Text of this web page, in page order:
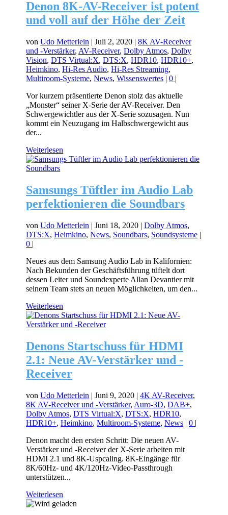
Denon 8K-AV-Receiver ist potent
und voll auf der Höhe der Zeit
vonUdo Metterlein |Juli 2, 2020 |8K AV-Receiver
und -Verstärker, AV-Receiver,Dolby Atmos,Dolby
Vision,DTS Virtual:X,DTS:X,HDR10,HDR10+,
Heimkino,Hi-Res Audio,Hi-Res Streaming,
Multiroom-Systeme,News,Wissenswertes |0 |
Vor kurzem präsentierte Denon stolz das aktuelle
„Monster“ seiner X-Serie der AV-Receiver. Den
Schwergewichtler aus der X-Serie sozusagen. Nun
kommt ein Neuzugang im Halbschwergewicht aus
der...
Weiterlesen
Samsungs Tüftler im Audio Lab
perfektionieren die Soundbars
vonUdo Metterlein |Juni 18, 2020 |Dolby Atmos,
DTS:X,Heimkino,News, Soundbars, Soundsysteme |
0 |
Neues aus dem Samsung Audio Lab in Kalifornien:
Nach Bekunden der Geschäftsführung tüftelt dort
dessen Leiter und Soundexperte Allan Devantier mit
seinem Team stets an neuen Möglichkeiten, um den...
Weiterlesen
Denons Startschuss für HDMI
2.1: Neue AV-Verstärker und -
Receiver
vonUdo Metterlein |Juni 9, 2020 |4K AV-Receiver,
8K AV-Receiver und -Verstärker, Auro-3D,DAB+,
Dolby Atmos,DTS Virtual:X,DTS:X,HDR10,
HDR10+,Heimkino,Multiroom-Systeme,News |0 |
Denon macht den ersten Schritt: Die neuen AV-
Verstärker und -Receiver der X-Serie arbeiten mit
HDMI 2.1 und 8K-Uspcaling. 8K-Eingänge für
8K/60Hz- und 4K/120Hz-Video-Passthrough
unterstützen...
Weiterlesen